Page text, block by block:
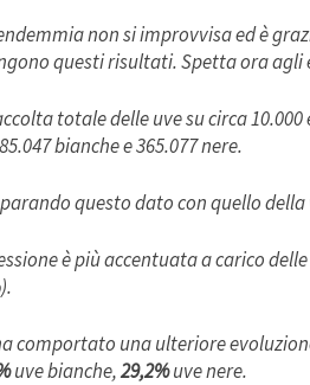
non si improvvisa ed è
questi risultati. Spetta ora
totale delle uve su circa
bianche e 365.077 nere.
questo dato con quello
è più accentuata a carico
comportato una ulteriore
uve bianche,29,2%uve nere.